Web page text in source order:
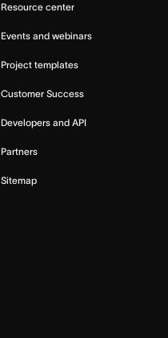
Resource center
Events and webinars
Project templates
Customer Success
Developers and API
Partners
Sitemap